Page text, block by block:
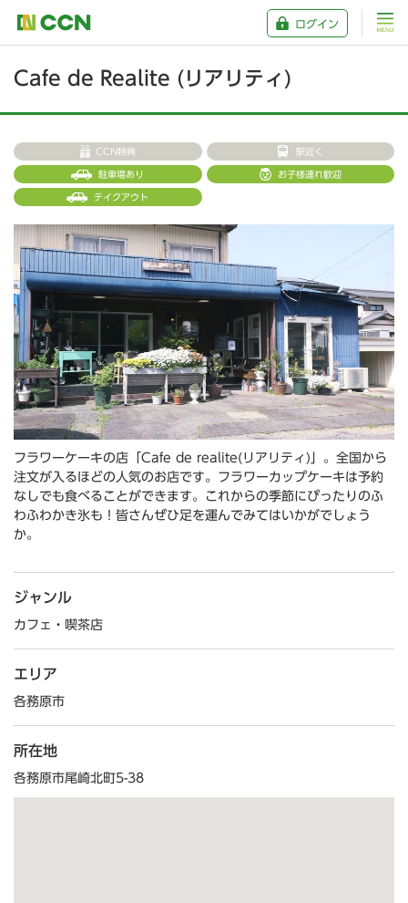
ログイン
Cafe de Realite (リアリティ)
CCN特典 駅近く
駐車場あり お子様連れ歓迎
テイクアウト
フラワーケーキの店「Cafe de realite(リアリティ)」。全国から
注文が入るほどの人気のお店です。フラワーカップケーキは予約
なしでも食べることができます。これからの季節にぴったりのふ
わふわかき氷も！皆さんぜひ足を運んでみてはいかがでしょう
か。
ジャンル
カフェ・喫茶店
エリア
各務原市
所在地
各務原市尾崎北町5-38